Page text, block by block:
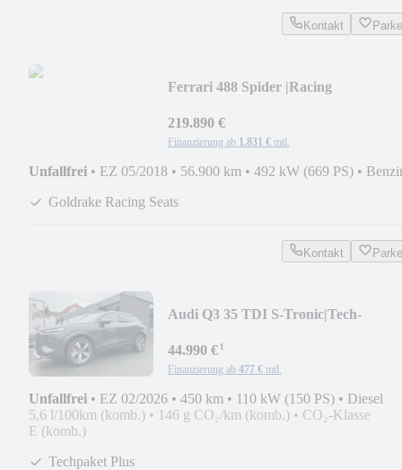
Kontakt
Ferrari 488 Spider |Racing
219.890 €
Finanzierung ab 1.831 € mtl.
Unfallfrei • EZ 05/2018 • 56.900 km • 492 kW (669 PS) •
Goldrake Racing Seats
Kontakt
Audi Q3 35 TDI S-Tronic|Tech-
44.990 €¹
Finanzierung ab 477 € mtl.
Unfallfrei • EZ 02/2026 • 450 km • 110 kW (150 PS) • Diesel
5,6 l/100km (komb.) • 146 g CO₂/km (komb.) • CO₂-Klasse
E (komb.)
Techpaket Plus